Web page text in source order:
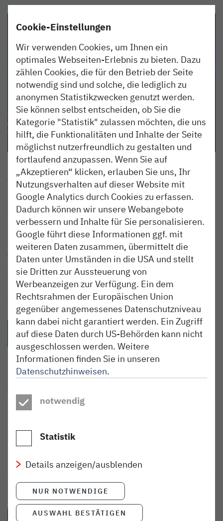
Gewinnspiel:
Wir verlosen5 x 2 Ticketsfür das HOLI BEACH BÜSUM.
Die Tickets werden unter allen richtigen Einsendungen
verlost.
Teilnahmeschluss ist der 28.06.2023. Zu
denTeilnahmebedingungen.
Jetzt teilnehmenund Tickets gewinnen
Alle Infos zum Festival gibs unterholibeachtour.de
Teilen:
{{Link öffnet facebook teilen in neuem
{{Link öffnet twitter teilen in neuem
{{Link öffnet whatsapp teilen in
{{per E-Mail teilen}} -
Büsum
Kunst & Kultur
Wochenende
VERWANDTE ARTIKEL
Cookie-Einstellungen
Wir verwenden Cookies, um Ihnen ein
optimales Webseiten-Erlebnis zu bieten. Dazu
zählen Cookies, die für den Betrieb der Seite
notwendig sind und solche, die lediglich zu
anonymen Statistikzwecken genutzt werden.
Sie können selbst entscheiden, ob Sie die
Kategorie "Statistik" zulassen möchten, die uns
hilft, die Funktionalitäten und Inhalte der Seite
möglichst nutzerfreundlich zu gestalten und
fortlaufend anzupassen. Wenn Sie auf
„Akzeptieren“ klicken, erlauben Sie uns, Ihr
Nutzungsverhalten auf dieser Website mit
Google Analytics durch Cookies zu erfassen.
Dadurch können wir unsere Webangebote
verbessern und Inhalte für Sie personalisieren.
Google führt diese Informationen ggf. mit
weiteren Daten zusammen, übermittelt die
Daten unter Umständen in die USA und stellt
sie Dritten zur Aussteuerung von
Werbeanzeigen zur Verfügung. Ein dem
Rechtsrahmen der Europäischen Union
gegenüber angemessenes Datenschutzniveau
kann dabei nicht garantiert werden. Ein Zugriff
auf diese Daten durch US-Behörden kann nicht
ausgeschlossen werden. Weitere
Informationen finden Sie in unseren
Datenschutzhinweisen.
notwendig
Statistik
Details anzeigen/ausblenden
NUR NOTWENDIGE
AUSWAHL BESTÄTIGEN